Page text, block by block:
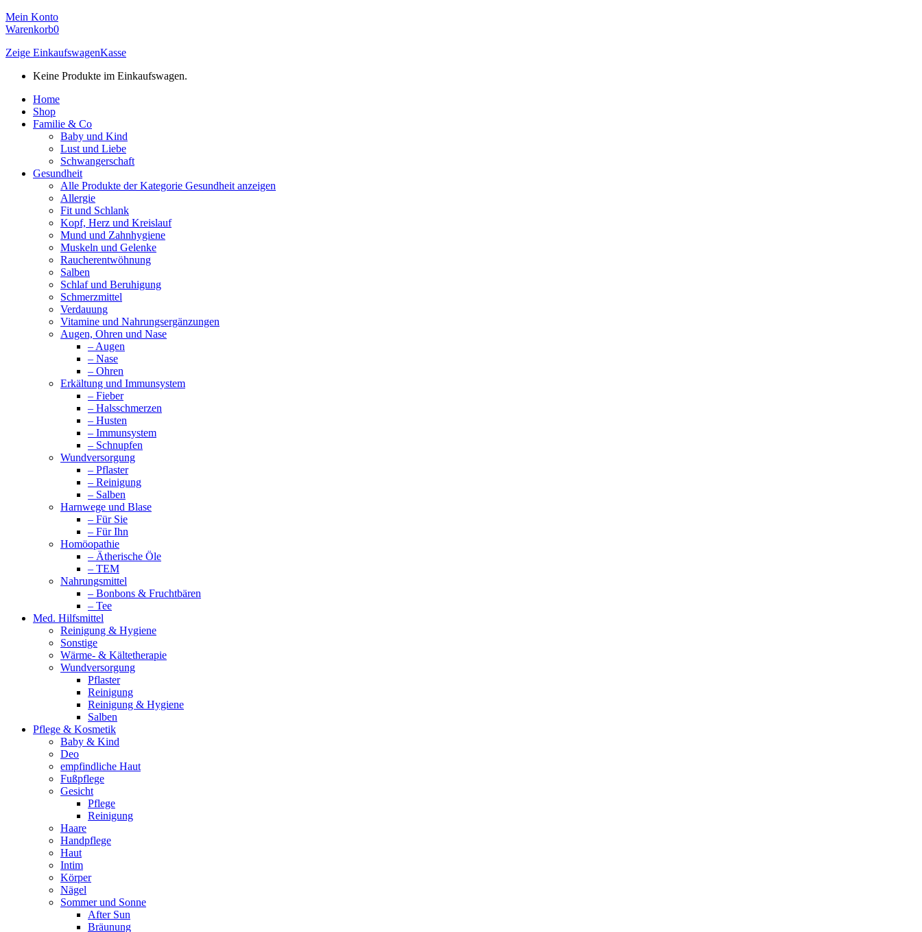
Mein Konto
Warenkorb0
Zeige EinkaufswagenKasse
Keine Produkte im Einkaufswagen.
Home
Shop
Familie & Co
Baby und Kind
Lust und Liebe
Schwangerschaft
Gesundheit
Alle Produkte der Kategorie Gesundheit anzeigen
Allergie
Fit und Schlank
Kopf, Herz und Kreislauf
Mund und Zahnhygiene
Muskeln und Gelenke
Raucherentwöhnung
Salben
Schlaf und Beruhigung
Schmerzmittel
Verdauung
Vitamine und Nahrungsergänzungen
Augen, Ohren und Nase
– Augen
– Nase
– Ohren
Erkältung und Immunsystem
– Fieber
– Halsschmerzen
– Husten
– Immunsystem
– Schnupfen
Wundversorgung
– Pflaster
– Reinigung
– Salben
Harnwege und Blase
– Für Sie
– Für Ihn
Homöopathie
– Ätherische Öle
– TEM
Nahrungsmittel
– Bonbons & Fruchtbären
– Tee
Med. Hilfsmittel
Reinigung & Hygiene
Sonstige
Wärme- & Kältetherapie
Wundversorgung
Pflaster
Reinigung
Reinigung & Hygiene
Salben
Pflege & Kosmetik
Baby & Kind
Deo
empfindliche Haut
Fußpflege
Gesicht
Pflege
Reinigung
Haare
Handpflege
Haut
Intim
Körper
Nägel
Sommer und Sonne
After Sun
Bräunung